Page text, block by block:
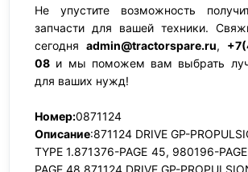
Не упустите возможность
запчасти для вашей техники.
сегодня admin@tractorspare.ru,
08 и мы поможем вам выбрать
для ваших нужд!
Номер:0871124
Описание:871124 DRIVE GP-
TYPE 1.871376-PAGE 45, 980196-
PAGE 48,871124 DRIVE GP-